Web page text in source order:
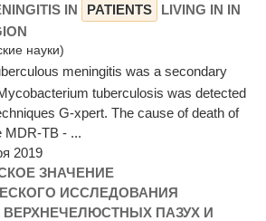
IN
PATIENTS
LIVING IN IN
науки)
meningitis was a secondary
tuberculosis was detected
G-xpert. The cause of death of
MDR-TB - ...
2019
ЗНАЧЕНИЕ
ИССЛЕДОВАНИЯ
ПАЗУХ И